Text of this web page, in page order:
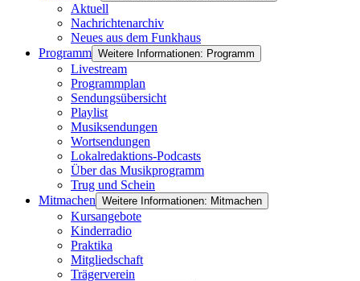
Aktuell
Nachrichtenarchiv
Neues aus dem Funkhaus
Programm Weitere Informationen: Programm
Livestream
Programmplan
Sendungsübersicht
Playlist
Musiksendungen
Wortsendungen
Lokalredaktions-Podcasts
Über das Musikprogramm
Trug und Schein
Mitmachen Weitere Informationen: Mitmachen
Kursangebote
Kinderradio
Praktika
Mitgliedschaft
Trägerverein